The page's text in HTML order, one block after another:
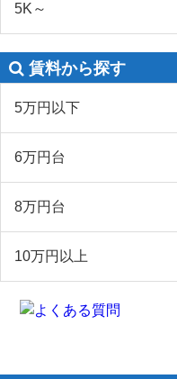
5K～
賃料から探す
5万円以下
6万円台
8万円台
10万円以上